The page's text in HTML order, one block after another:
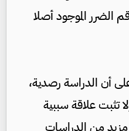
الضرر الموجود أصلا
أن الدراسة رصدية،
تثبت علاقة سببية
مزيد من الدراسات